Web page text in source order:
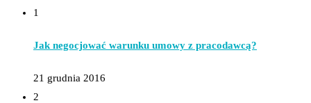
1
Jak negocjować warunku umowy z pracodawcą?
21 grudnia 2016
2